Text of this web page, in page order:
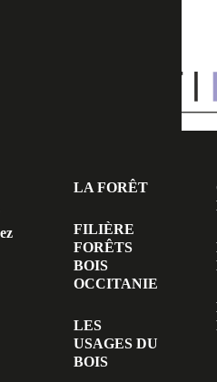
LA FORÊT
FILIÈRE
FORÊTS
BOIS
OCCITANIE
LES
USAGES DU
BOIS